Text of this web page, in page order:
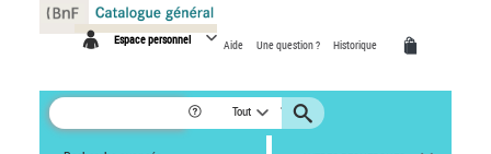
Espace personnel Aide Une question ? Historique
Tout
Panneau de gestion des cookies